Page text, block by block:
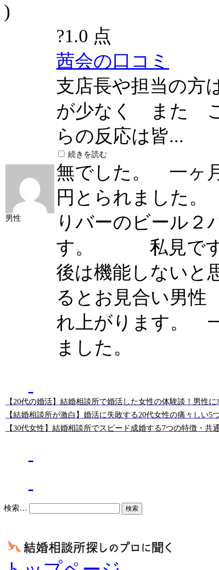
)
男性
?1.0 点
茜会の口コミ
支店長や担当の
が少なく また こ
らの反応は皆...
続きを読む
無でした。 一ヶ
円とられました
りバーのビール２
す。 私見です
後は機能しない
るとお見合い男
れ上がります。
ました。
【20代の婚活】結婚相談所で婚活した女性の体験談！男性
【結婚相談所が激白】婚活に失敗する20代女性の痛々しい5
【30代女性】結婚相談所でスピード成婚する7つの特徴・共
検索…